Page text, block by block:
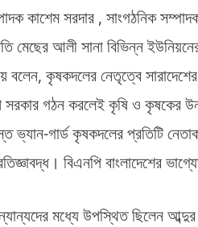
কাশেম সরদার , সাংগঠনিক
আলী সানা বিভিন্ন
কৃষকদলের নেতৃত্বে
গঠন করলেই কৃষি ও কৃষকের
ভ্যান-গার্ড কৃষকদলের প্রতিটি
বিএনপি বাংলাদেশের
মধ্যে উপস্থিত ছিলেন